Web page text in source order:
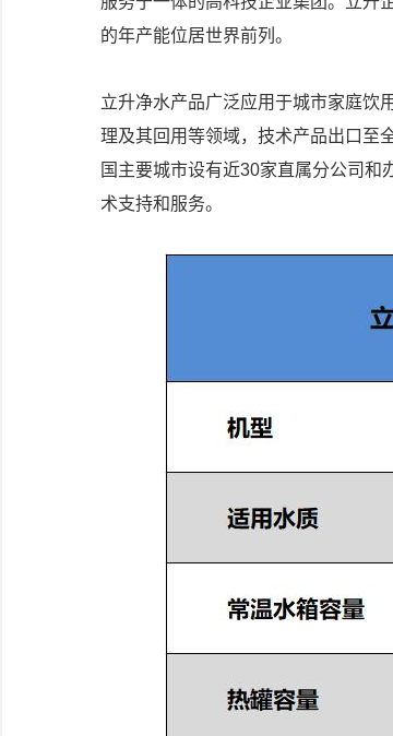
的年产能位居世界前列。
立升净水产品广泛应用于城市家庭饮
理及其回用等领域，技术产品出口至
国主要城市设有近30家直属分公司
术支持和服务。